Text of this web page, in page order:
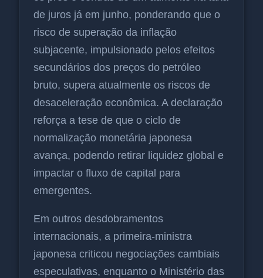
de juros já em junho, ponderando que o
risco de superação da inflação
subjacente, impulsionado pelos efeitos
secundários dos preços do petróleo
bruto, supera atualmente os riscos de
desaceleração econômica. A declaração
reforça a tese de que o ciclo de
normalização monetária japonesa
avança, podendo retirar liquidez global e
impactar o fluxo de capital para
emergentes.
Em outros desdobramentos
internacionais, a primeira-ministra
japonesa criticou negociações cambiais
especulativas, enquanto o Ministério das